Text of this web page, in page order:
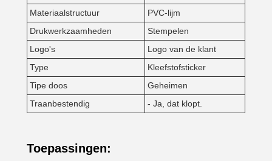
Materiaalstructuur
PVC-lijm
Drukwerkzaamheden
Stempelen
Logo's
Logo van de klant
Type
Kleefstofsticker
Tipe doos
Geheimen
Traanbestendig
- Ja, dat klopt.
Toepassingen: